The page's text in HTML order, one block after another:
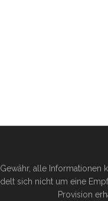
alle
sich nicht um eine
Provision